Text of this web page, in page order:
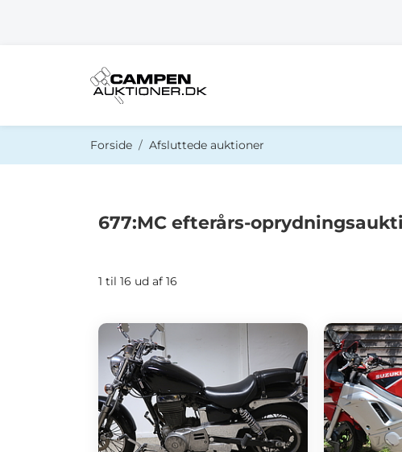
Forside Afsluttede auktioner
677:MC efterårs-
1 til 16 ud af 16